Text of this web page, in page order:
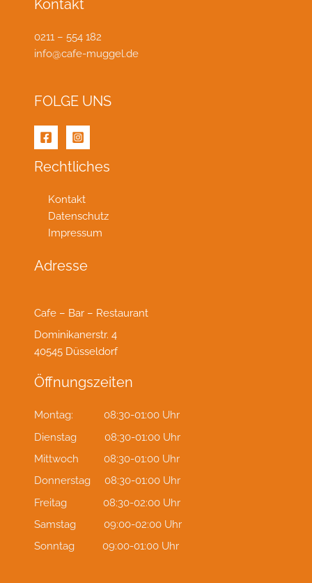
Kontakt
0211 – 554 182
info@cafe-muggel.de
FOLGE UNS
Rechtliches
Kontakt
Datenschutz
Impressum
Adresse
Cafe – Bar – Restaurant
Dominikanerstr. 4
40545 Düsseldorf
Öffnungszeiten
Montag: 08:30-01:00 Uhr
Dienstag 08:30-01:00 Uhr
Mittwoch 08:30-01:00 Uhr
Donnerstag 08:30-01:00 Uhr
Freitag 08:30-02:00 Uhr
Samstag 09:00-02:00 Uhr
Sonntag 09:00-01:00 Uhr